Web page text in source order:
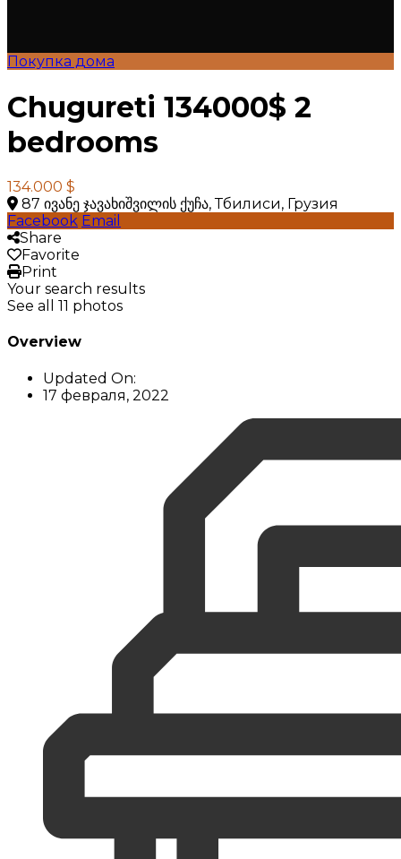
Покупка дома
Chugureti 134000$ 2
bedrooms
134.000 $
87 ივანე ჯავახიშვილის ქუჩა, Тбилиси, Грузия
Facebook Email
Share
Favorite
Print
Your search results
See all 11 photos
Overview
Updated On:
17 февраля, 2022